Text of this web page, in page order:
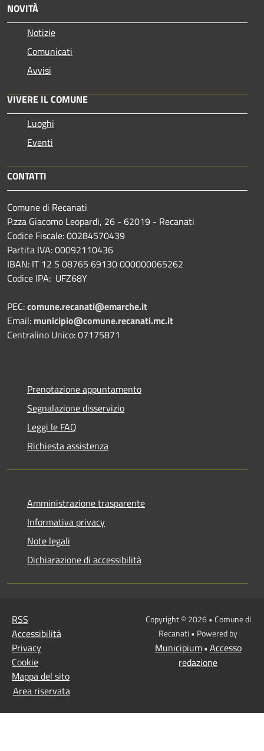
NOVITÀ
Notizie
Comunicati
Avvisi
VIVERE IL COMUNE
Luoghi
Eventi
CONTATTI
Comune di Recanati
P.zza Giacomo Leopardi, 26 - 62019 - Recanati
Codice Fiscale: 00284570439
Partita IVA: 00092110436
IBAN: IT 12 S 08765 69130 000000065262
Codice IPA: UFZ68Y
PEC:comune.recanati@emarche.it
Email: municipio@comune.recanati.mc.it
Centralino Unico: 07175871
Prenotazione appuntamento
Segnalazione disservizio
Leggi le FAQ
Richiesta assistenza
Amministrazione trasparente
Informativa privacy
Note legali
Dichiarazione di accessibilità
RSS
Accessibilità
Privacy
Cookie
Mappa del sito
Area riservata
Copyright © 2026 • Comune di
Recanati • Powered by
Municipium• Accesso
redazione